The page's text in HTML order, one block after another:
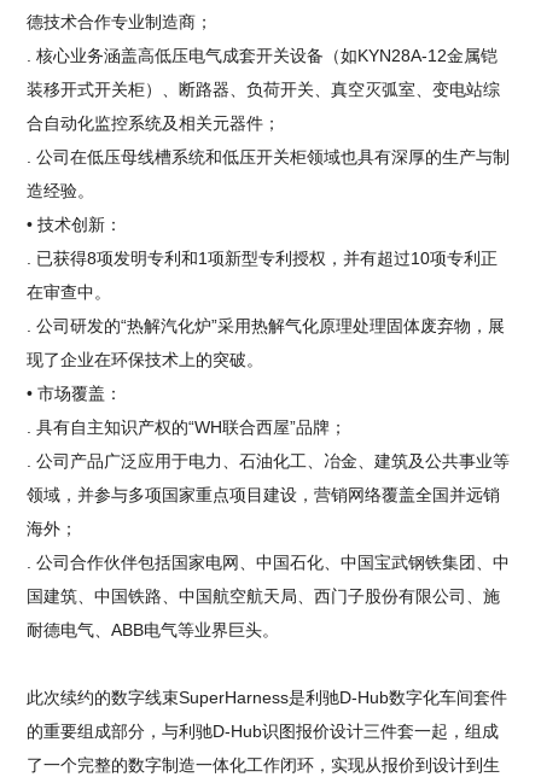
德技术合作专业制造商；
. 核心业务涵盖高低压电气成套开关设备（如KYN28A-12金属铠
装移开式开关柜）、断路器、负荷开关、真空灭弧室、变电站综
合自动化监控系统及相关元器件；
. 公司在低压母线槽系统和低压开关柜领域也具有深厚的生产与制
造经验。
• 技术创新：
. 已获得8项发明专利和1项新型专利授权，并有超过10项专利正
在审查中。
. 公司研发的“热解汽化炉”采用热解气化原理处理固体废弃物，展
现了企业在环保技术上的突破。
• 市场覆盖：
. 具有自主知识产权的“WH联合西屋”品牌；
. 公司产品广泛应用于电力、石油化工、冶金、建筑及公共事业等
领域，并参与多项国家重点项目建设，营销网络覆盖全国并远销
海外；
. 公司合作伙伴包括国家电网、中国石化、中国宝武钢铁集团、中
国建筑、中国铁路、中国航空航天局、西门子股份有限公司、施
耐德电气、ABB电气等业界巨头。
此次续约的数字线束SuperHarness是利驰D-Hub数字化车间套件
的重要组成部分，与利驰D-Hub识图报价设计三件套一起，组成
了一个完整的数字制造一体化工作闭环，实现从报价到设计到生